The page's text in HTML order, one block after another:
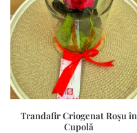
Trandafir Criogenat Roșu în
Cupolă